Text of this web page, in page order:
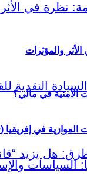
الأمنية في مالي؟
والمؤثرات
في إفريقيا (2000–2026)